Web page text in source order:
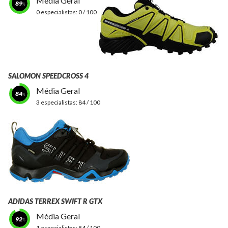
89
0 especialistas:0 / 100
SALOMON SPEEDCROSS 4
84 Média Geral
3 especialistas: 84 / 100
ADIDAS TERREX SWIFT R GTX
92 Média Geral